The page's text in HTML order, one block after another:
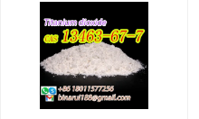
ham madde